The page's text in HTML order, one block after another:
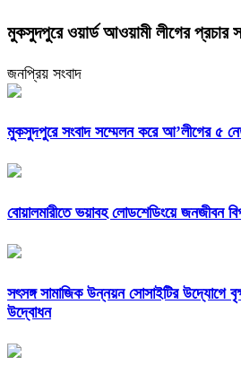
মুকসুদপুরে ওয়ার্ড আওয়ামী লীগের প্রচার
জনপ্রিয় সংবাদ
মুকসুদপুরে সংবাদ সম্মেলন করে আ’লীগের ৫
বোয়ালমারীতে ভয়াবহ লোডশেডিংয়ে জনজীবন
সৎসঙ্গ সামাজিক উন্নয়ন সোসাইটির উদ্যোগে
উদ্বোধন